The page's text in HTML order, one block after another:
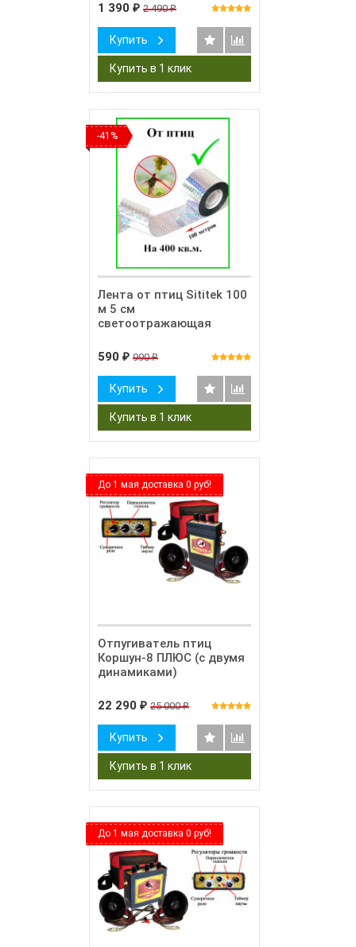
1 390 ₽ 2 490₽
Купить
-41%
Лента от птиц Sititek 100
м 5 см
светоотражающая
590 ₽ 990₽
Купить
До 1 мая доставка 0 руб!
Отпугиватель птиц
Коршун-8 ПЛЮС (с двумя
динамиками)
22 290 ₽ 25 000₽
Купить
До 1 мая доставка 0 руб!